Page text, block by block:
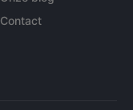
Contact